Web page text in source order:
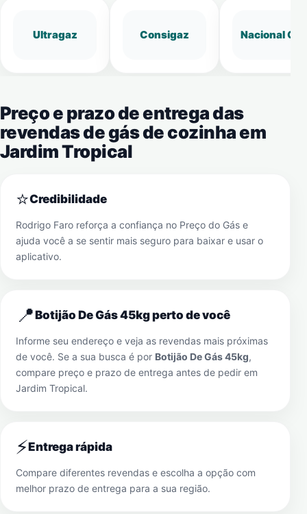
Ultragaz Consigaz Nacional Gás
Preço e prazo de entrega das
revendas de gás de cozinha em
Jardim Tropical
⭐Credibilidade
Rodrigo Faro reforça a confiança no Preço do Gás e
ajuda você a se sentir mais seguro para baixar e usar o
aplicativo.
📍Botijão De Gás 45kg perto de você
Informe seu endereço e veja as revendas mais próximas
de você. Se a sua busca é por Botijão De Gás 45kg,
compare preço e prazo de entrega antes de pedir em
Jardim Tropical.
⚡Entrega rápida
Compare diferentes revendas e escolha a opção com
melhor prazo de entrega para a sua região.